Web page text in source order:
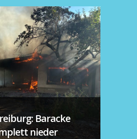
Baracke
nieder